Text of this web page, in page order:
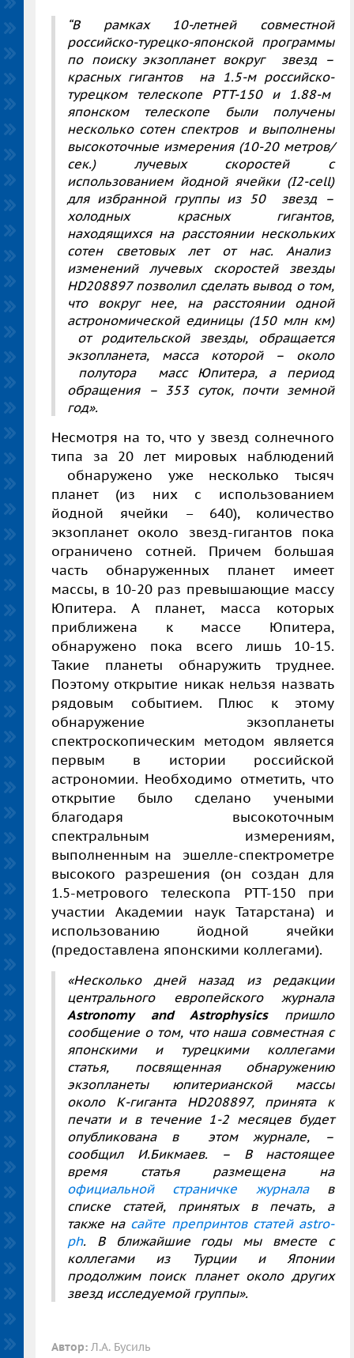
“В рамках 10-летней совместной
российско-турецко-японской программы
по поиску экзопланет вокруг звезд –
красных гигантов на 1.5-м российско-
турецком телескопе РТТ-150 и 1.88-м
японском телескопе были получены
несколько сотен спектров и выполнены
высокоточные измерения (10-20 метров/
сек.) лучевых скоростей с
использованием йодной ячейки (I2-cell)
для избранной группы из 50 звезд –
холодных красных гигантов,
находящихся на расстоянии нескольких
сотен световых лет от нас. Анализ
изменений лучевых скоростей звезды
HD208897 позволил сделать вывод о том,
что вокруг нее, на расстоянии одной
астрономической единицы (150 млн км)
от родительской звезды, обращается
экзопланета, масса которой – около
полутора масс Юпитера, а период
обращения – 353 суток, почти земной
год».
Несмотря на то, что у звезд солнечного
типа за 20 лет мировых наблюдений
обнаружено уже несколько тысяч
планет (из них с использованием
йодной ячейки – 640), количество
экзопланет около звезд-гигантов пока
ограничено сотней. Причем большая
часть обнаруженных планет имеет
массы, в 10-20 раз превышающие массу
Юпитера. А планет, масса которых
приближена к массе Юпитера,
обнаружено пока всего лишь 10-15.
Такие планеты обнаружить труднее.
Поэтому открытие никак нельзя назвать
рядовым событием. Плюс к этому
обнаружение экзопланеты
спектроскопическим методом является
первым в истории российской
астрономии. Необходимо отметить, что
открытие было сделано учеными
благодаря высокоточным
спектральным измерениям,
выполненным на эшелле-спектрометре
высокого разрешения (он создан для
1.5-метрового телескопа РТТ-150 при
участии Академии наук Татарстана) и
использованию йодной ячейки
(предоставлена японскими коллегами).
«Несколько дней назад из редакции
центрального европейского журнала
Astronomy
and Astrophysicsпришло
сообщение о том, что наша совместная с
японскими и турецкими коллегами
статья, посвященная обнаружению
экзопланеты юпитерианской массы
около К-гиганта HD208897, принята к
печати и в течение 1-2 месяцев будет
опубликована в этом журнале, –
сообщил И.Бикмаев. – В настоящее
время статья размещена на
официальной страничке журналав
списке статей, принятых в печать, а
также насайте препринтов статей astro-
ph. В ближайшие годы мы вместе с
коллегами из Турции и Японии
продолжим поиск планет около других
звезд исследуемой группы».
Автор: Л.А. Бусиль